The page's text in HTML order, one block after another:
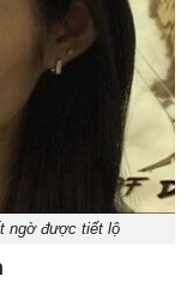
ngờ được tiết lộ